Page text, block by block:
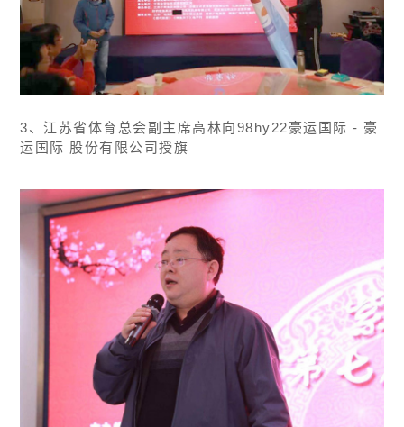
3、江苏省体育总会副主席高林向98hy22豪运国际 - 豪
运国际 股份有限公司授旗